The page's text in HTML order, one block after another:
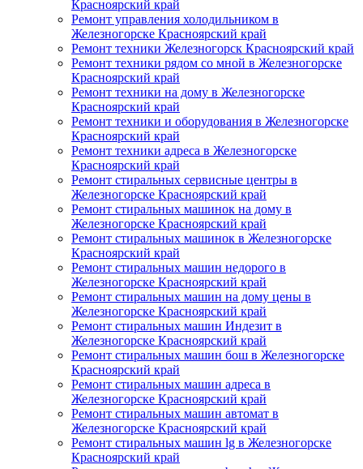
Красноярский край
Ремонт управления холодильником в
Железногорске Красноярский край
Ремонт техники Железногорск Красноярский край
Ремонт техники рядом со мной в Железногорске
Красноярский край
Ремонт техники на дому в Железногорске
Красноярский край
Ремонт техники и оборудования в Железногорске
Красноярский край
Ремонт техники адреса в Железногорске
Красноярский край
Ремонт стиральных сервисные центры в
Железногорске Красноярский край
Ремонт стиральных машинок на дому в
Железногорске Красноярский край
Ремонт стиральных машинок в Железногорске
Красноярский край
Ремонт стиральных машин недорого в
Железногорске Красноярский край
Ремонт стиральных машин на дому цены в
Железногорске Красноярский край
Ремонт стиральных машин Индезит в
Железногорске Красноярский край
Ремонт стиральных машин бош в Железногорске
Красноярский край
Ремонт стиральных машин адреса в
Железногорске Красноярский край
Ремонт стиральных машин автомат в
Железногорске Красноярский край
Ремонт стиральных машин lg в Железногорске
Красноярский край